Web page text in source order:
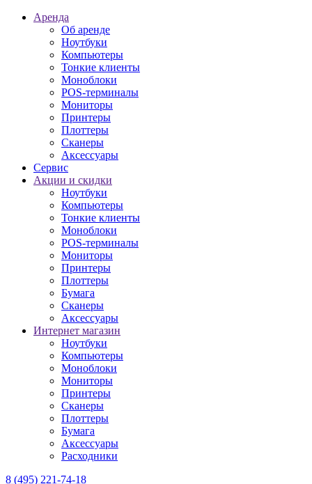
Аренда
Об аренде
Ноутбуки
Компьютеры
Тонкие клиенты
Моноблоки
POS-терминалы
Мониторы
Принтеры
Плоттеры
Сканеры
Аксессуары
Сервис
Акции и скидки
Ноутбуки
Компьютеры
Тонкие клиенты
Моноблоки
POS-терминалы
Мониторы
Принтеры
Плоттеры
Бумага
Сканеры
Аксессуары
Интернет магазин
Ноутбуки
Компьютеры
Моноблоки
Мониторы
Принтеры
Сканеры
Плоттеры
Бумага
Аксессуары
Расходники
8 (495) 221-74-18